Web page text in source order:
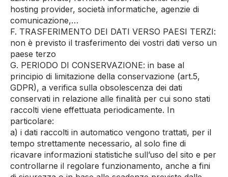
hosting provider, società informatiche, agenzie di
comunicazione,…
F. TRASFERIMENTO DEI DATI VERSO PAESI TERZI:
non è previsto il trasferimento dei vostri dati verso un
paese terzo
G. PERIODO DI CONSERVAZIONE: in base al
principio di limitazione della conservazione (art.5,
GDPR), a verifica sulla obsolescenza dei dati
conservati in relazione alle finalità per cui sono stati
raccolti viene effettuata periodicamente. In
particolare:
a) i dati raccolti in automatico vengono trattati, per il
tempo strettamente necessario, al solo fine di
ricavare informazioni statistiche sull’uso del sito e per
controllarne il regolare funzionamento, anche a fini